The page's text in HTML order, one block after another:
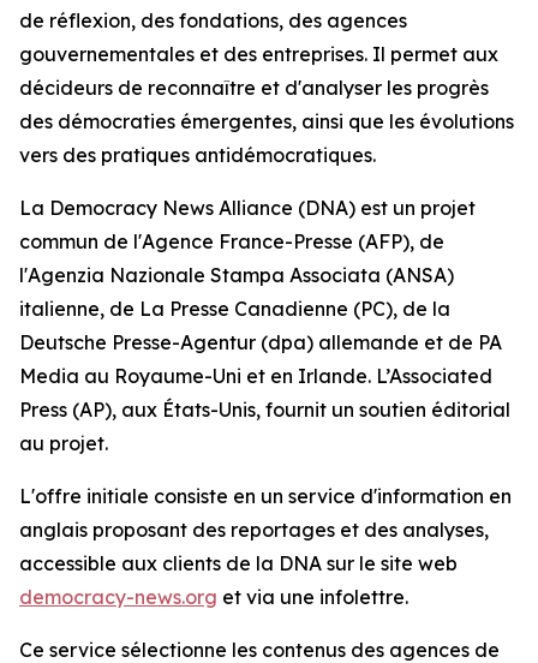
de réflexion, des fondations, des agences
gouvernementales et des entreprises. Il permet aux
décideurs de reconnaître et d'analyser les progrès
des démocraties émergentes, ainsi que les évolutions
vers des pratiques antidémocratiques.
La Democracy News Alliance (DNA) est un projet
commun de l'Agence France-Presse (AFP), de
l'Agenzia Nazionale Stampa Associata (ANSA)
italienne, de La Presse Canadienne (PC), de la
Deutsche Presse-Agentur (dpa) allemande et de PA
Media au Royaume-Uni et en Irlande. L’Associated
Press (AP), aux États-Unis, fournit un soutien éditorial
au projet.
L'offre initiale consiste en un service d'information en
anglais proposant des reportages et des analyses,
accessible aux clients de la DNA sur le site web
democracy-news.org et via une infolettre.
Ce service sélectionne les contenus des agences de